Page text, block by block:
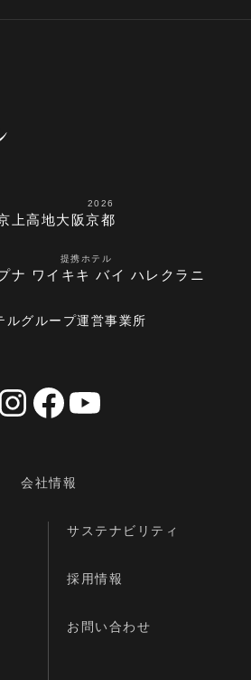
上高地大阪
2026
京都
提携ホテル
ナ ワイキキ バイ ハレクラニ
ルグループ運営事業所
会社情報
サステナビリティ
採用情報
お問い合わせ